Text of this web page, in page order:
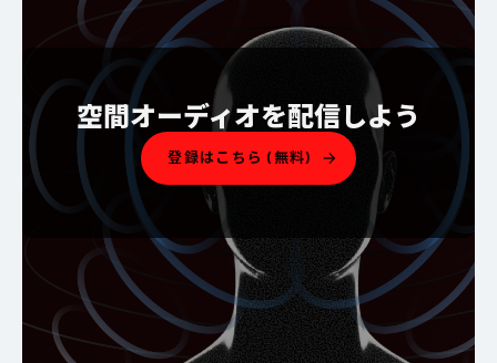
空間オーディオを配信しよう
登録はこちら (無料)
空間オーディオ配信の仕組み